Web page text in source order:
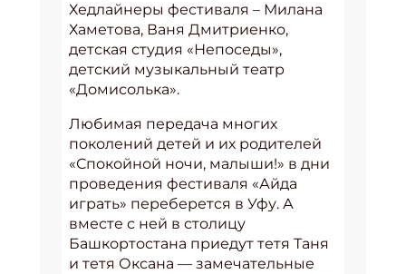
Хедлайнеры фестиваля – Милана
Хаметова, Ваня Дмитриенко,
детская студия «Непоседы»,
детский музыкальный театр
«Домисолька».
Любимая передача многих
поколений детей и их родителей
«Спокойной ночи, малыши!» в дни
проведения фестиваля «Айда
играть» переберется в Уфу. А
вместе с ней в столицу
Башкортостана приедут тетя Таня
и тетя Оксана — замечательные